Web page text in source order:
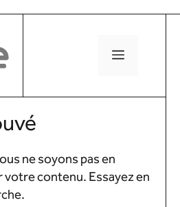
MENU
ne soyons pas en
contenu. Essayez en